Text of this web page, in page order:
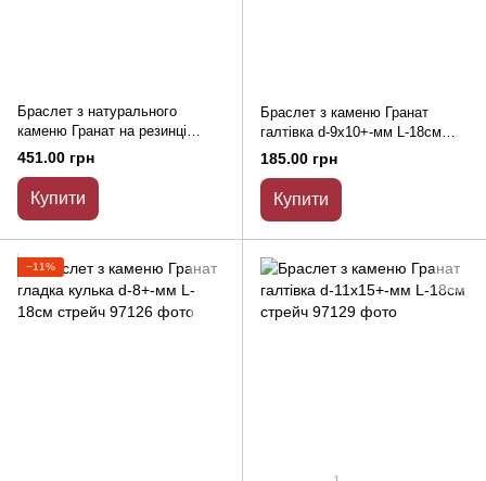
Браслет з натурального
каменю Гранат на резинці
гладка кулька d-12(+-)мм L-
451.00 грн
Купити
Браслет з каменю Гранат
галтівка d-9х10+-мм L-18см
стрейч
185.00 грн
Купити
−11%